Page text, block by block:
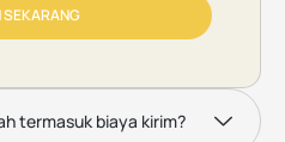
SEKARANG
termasuk biaya kirim?